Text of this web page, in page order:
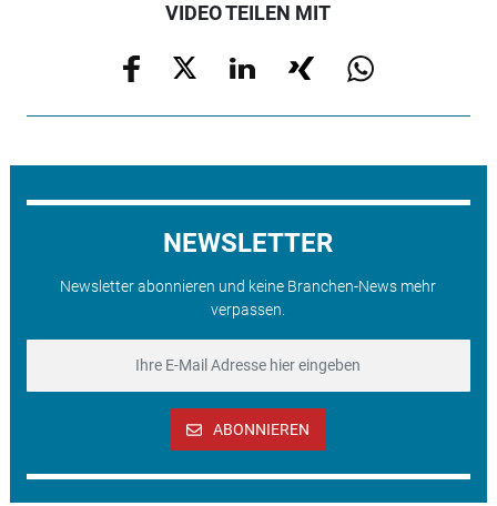
VIDEO TEILEN MIT
NEWSLETTER
Newsletter abonnieren und keine Branchen-News mehr
verpassen.
ABONNIEREN